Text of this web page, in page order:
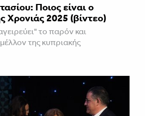
Ποιος είναι ο
Χρονιάς 2025 (βίντεο)
το παρόν και
της κυπριακής